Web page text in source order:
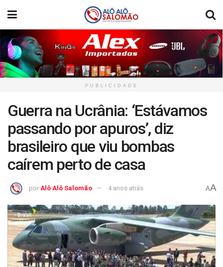
PUBLICIDADE
Guerra na Ucrânia: ‘Estávamos
passando por apuros’, diz
brasileiro que viu bombas
caírem perto de casa
por Alô Alô Salomão 4 anos atrás AA